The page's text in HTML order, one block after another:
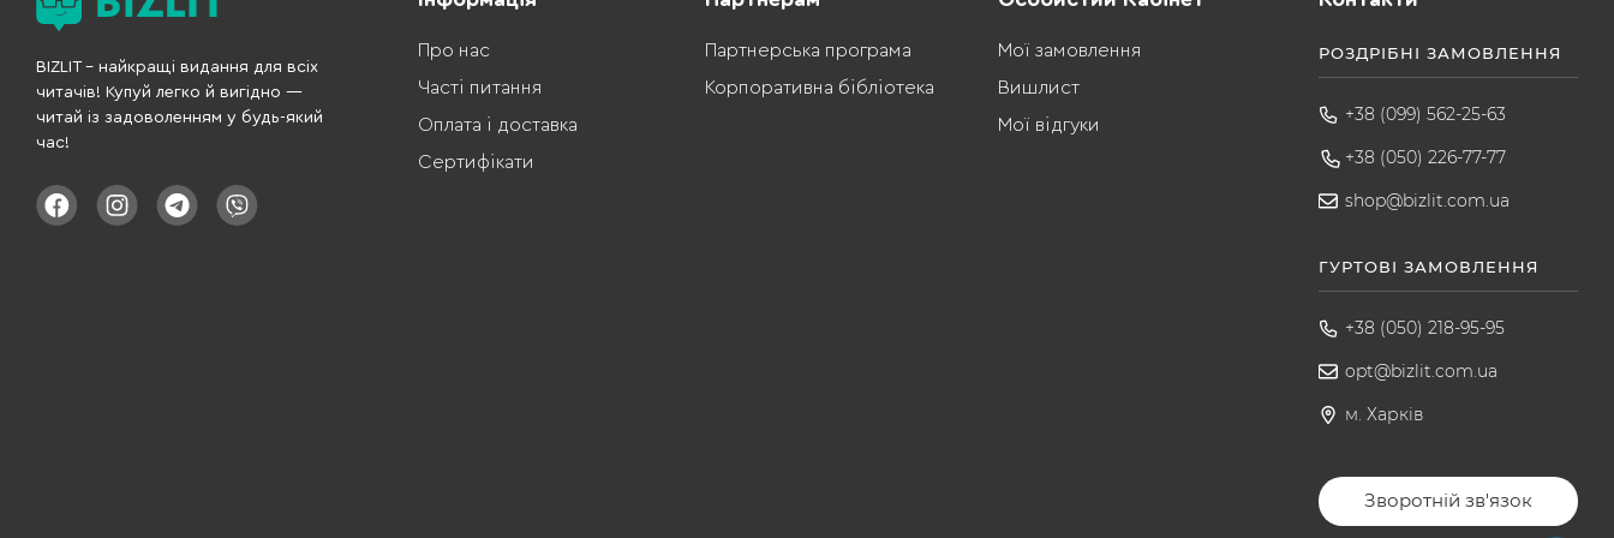
BIZLIT – найкращі видання для всіх
читачів! Купуй легко й вигідно —
читай із задоволенням у будь-який
час!
Про нас
Часті питання
Оплата і доставка
Сертифікати
Партнерська програма
Корпоративна бібліотека
Мої замовлення
Вишлист
Мої відгуки
РОЗДРІБНІ ЗАМОВЛЕННЯ
+38 (099) 562-25-63
+38 (050) 226-77-77
shop@bizlit.com.ua
ГУРТОВІ ЗАМОВЛЕННЯ
+38 (050) 218-95-95
opt@bizlit.com.ua
м. Харків
Зворотній зв'язок